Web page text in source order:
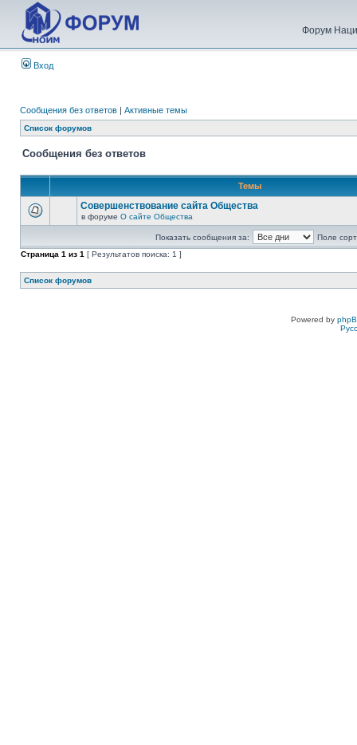
Форум
Вход
Сообщения без ответов | Активные темы
Список форумов
Сообщения без ответов
Темы
Совершенствование сайта Общества
в форуме О сайте Общества
Показать сообщения за:
Поле
Страница 1 из 1 [ Результатов поиска: 1 ]
Список форумов
Powered by